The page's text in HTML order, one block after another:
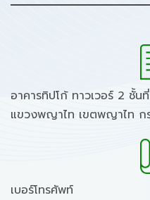
อาคารทิปโก้ ทาวเวอร์ 2 ชั้น
แขวงพญาไท เขตพญาไท ก
เบอร์โทรศัพท์